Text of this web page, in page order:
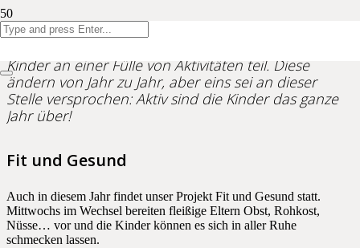
Kinder an einer Fülle von Aktivitäten teil. Diese
ändern von Jahr zu Jahr, aber eins sei an dieser
Stelle versprochen: Aktiv sind die Kinder das ganze
Jahr über!
Fit und Gesund
Auch in diesem Jahr findet unser Projekt Fit und Gesund statt.
Mittwochs im Wechsel bereiten fleißige Eltern Obst, Rohkost,
Nüsse… vor und die Kinder können es sich in aller Ruhe
schmecken lassen.